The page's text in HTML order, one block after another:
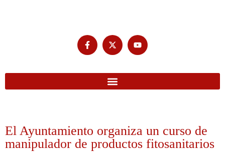
El Ayuntamiento organiza un curso de
manipulador de productos fitosanitarios